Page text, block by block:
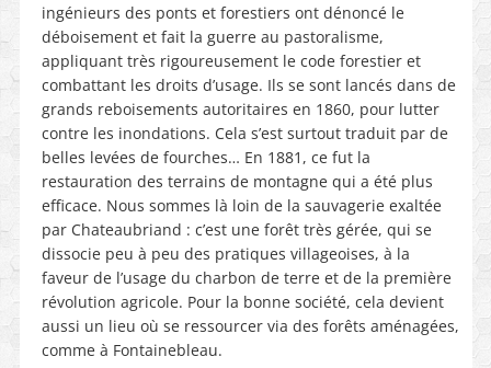
ingénieurs des ponts et forestiers ont dénoncé le
déboisement et fait la guerre au pastoralisme,
appliquant très rigoureusement le code forestier et
combattant les droits d’usage. Ils se sont lancés dans de
grands reboisements autoritaires en 1860, pour lutter
contre les inondations. Cela s’est surtout traduit par de
belles levées de fourches… En 1881, ce fut la
restauration des terrains de montagne qui a été plus
efficace. Nous sommes là loin de la sauvagerie exaltée
par Chateaubriand : c’est une forêt très gérée, qui se
dissocie peu à peu des pratiques villageoises, à la
faveur de l’usage du charbon de terre et de la première
révolution agricole. Pour la bonne société, cela devient
aussi un lieu où se ressourcer via des forêts aménagées,
comme à Fontainebleau.